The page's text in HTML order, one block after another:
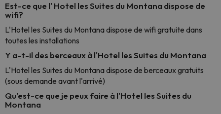
Est-ce que l' Hotel les Suites du Montana dispose de
wifi?
L'Hotel les Suites du Montana dispose de wifi gratuite dans
toutes les installations
Y a-t-il des berceaux à l'Hotel les Suites du Montana
L'Hotel les Suites du Montana dispose de berceaux gratuits
(sous demande avant l'arrivé)
Qu'est-ce que je peux faire à l'Hotel les Suites du
Montana